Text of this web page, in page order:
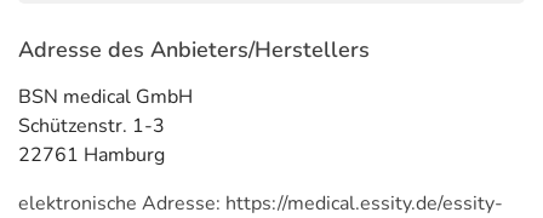
Adresse des Anbieters/Herstellers
BSN medical GmbH
Schützenstr. 1-3
22761 Hamburg
elektronische Adresse: https://medical.essity.de/essity-